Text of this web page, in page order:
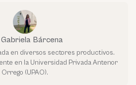
Gabriela Bárcena
en diversos sectores productivos.
en la Universidad Privada Antenor
Orrego (UPAO).